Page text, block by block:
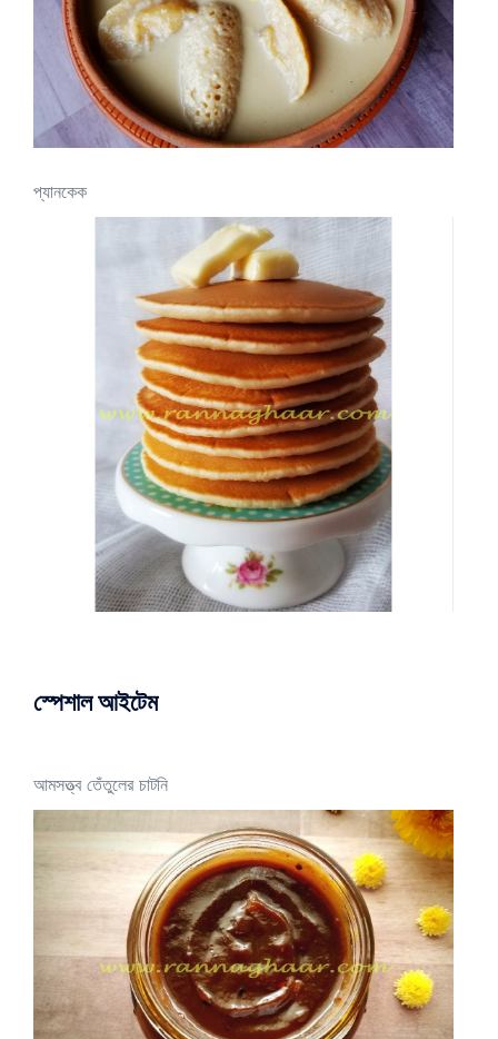
প্যানকেক
স্পেশাল আইটেম
আমসত্ত্ব তেঁতুলের চাটনি